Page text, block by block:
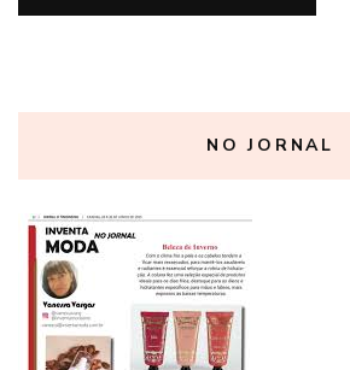
NO JORNAL